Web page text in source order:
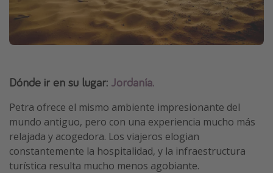
Dónde ir en su lugar: Jordanía.
Petra ofrece el mismo ambiente impresionante del
mundo antiguo, pero con una experiencia mucho más
relajada y acogedora. Los viajeros elogian
constantemente la hospitalidad, y la infraestructura
turística resulta mucho menos agobiante.